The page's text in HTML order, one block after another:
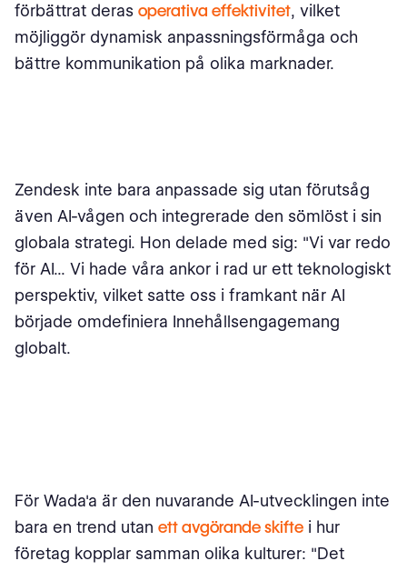
förbättrat deras operativa effektivitet, vilket
möjliggör dynamisk anpassningsförmåga och
bättre kommunikation på olika marknader.
Zendesk inte bara anpassade sig utan förutsåg
även AI-vågen och integrerade den sömlöst i sin
globala strategi. Hon delade med sig: "Vi var redo
för AI... Vi hade våra ankor i rad ur ett teknologiskt
perspektiv, vilket satte oss i framkant när AI
började omdefiniera Innehållsengagemang
globalt.
För Wada'a är den nuvarande AI-utvecklingen inte
bara en trend utan ett avgörande skifte i hur
företag kopplar samman olika kulturer: "Det